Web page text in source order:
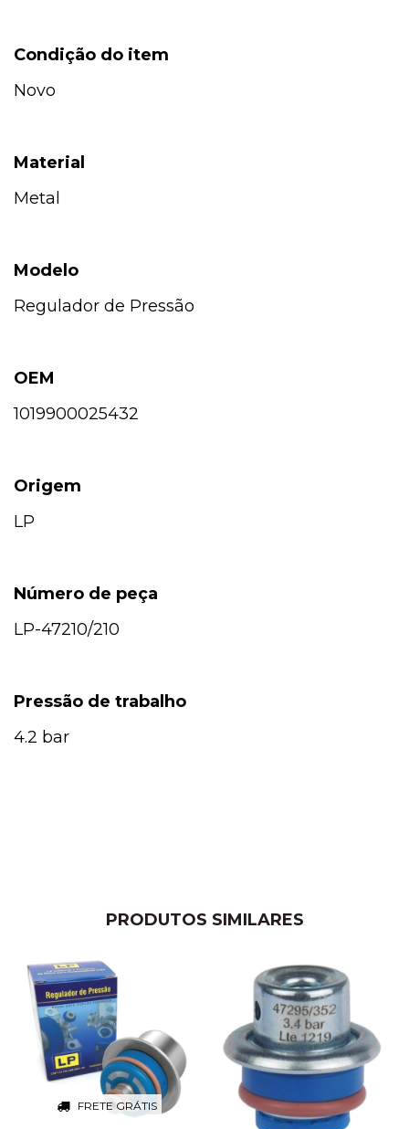
Condição do item
Novo
Material
Metal
Modelo
Regulador de Pressão
OEM
1019900025432
Origem
LP
Número de peça
LP-47210/210
Pressão de trabalho
4.2 bar
PRODUTOS SIMILARES
FRETE GRÁTIS